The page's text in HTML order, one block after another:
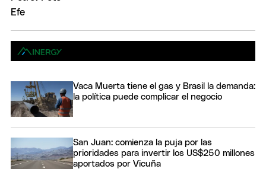
Vaca Muerta tiene el gas y Brasil la demanda:
la política puede complicar el negocio
San Juan: comienza la puja por las
prioridades para invertir los US$250 millones
aportados por Vicuña